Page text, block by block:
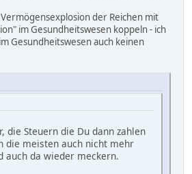
der Reichen mit
im Gesundheitswesen koppeln - ich
Gesundheitswesen auch keinen
die Steuern die Du dann zahlen
die meisten auch nicht mehr
auch da wieder meckern.